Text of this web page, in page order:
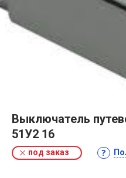
Выключатель
51У2 16
под заказ